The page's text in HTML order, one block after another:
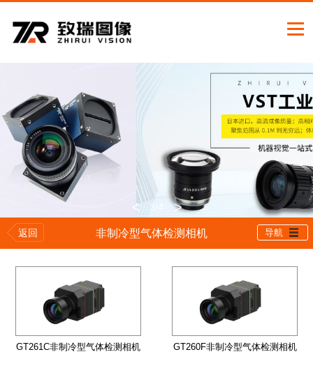
3
< >
返回 非制冷型气体检测相机 导航
GT261C非制冷型气体检测相机 GT260F非制冷型气体检测相机